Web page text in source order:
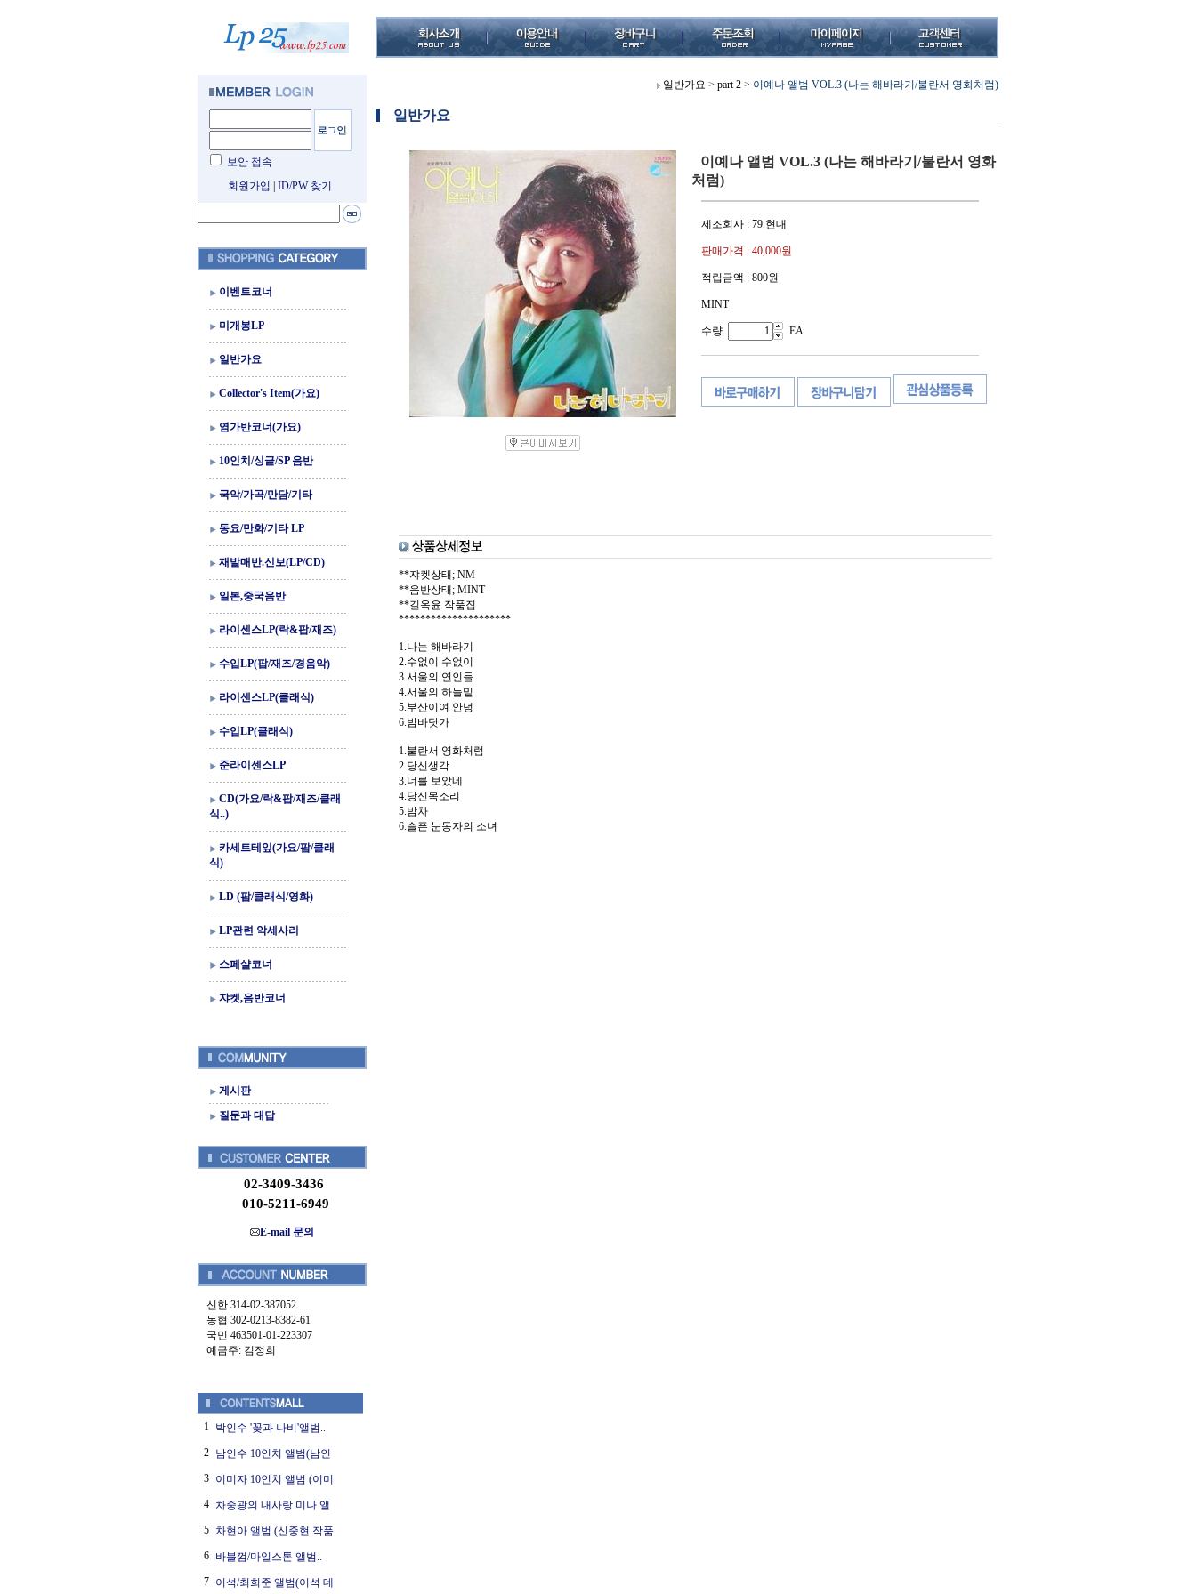
보안 접속
회원가입
ID/PW 찾기
이벤트코너
미개봉LP
일반가요
Collector's Item(가요)
염가반코너(가요)
10인치/싱글/SP 음반
국악/가곡/만담/기타
동요/만화/기타 LP
재발매반.신보(LP/CD)
일본,중국음반
라이센스LP(락&팝/재즈)
수입LP(팝/재즈/경음악)
라이센스LP(클래식)
수입LP(클래식)
준라이센스LP
CD(가요/락&팝/재즈/클래
식..)
카세트테잎(가요/팝/클래
식)
LD (팝/클래식/영화)
LP관련 악세사리
스페샬코너
쟈켓,음반코너
게시판
질문과 대답
02-3409-3436
010-5211-6949
E-mail 문의
신한 314-02-387052
농협 302-0213-8382-61
국민 463501-01-223307
예금주: 김정희
1 박인수 '꽃과 나비'앨범..
2 남인수 10인치 앨범(남인
3 이미자 10인치 앨범 (이미
4 차중광의 내사랑 미나 앨
5 차현아 앨범 (신중현 작품
6 바블껌/마일스톤 앨범..
7 이석/최희준 앨범(이석 데
일반가요 > part 2 > 이예나 앨범 VOL.3 (나는 해바라기/불란서 영화처럼)
일반가요
이예나 앨범 VOL.3 (나는 해바라기/불란서 영화
처럼)
제조회사 : 79.현대
판매가격 : 40,000원
적립금액 : 800원
MINT
수량 EA
**쟈켓상태; NM
**음반상태; MINT
**길옥윤 작품집
*********************
1.나는 해바라기
2.수없이 수없이
3.서울의 연인들
4.서울의 하늘밑
5.부산이여 안녕
6.밤바닷가
1.불란서 영화처럼
2.당신생각
3.너를 보았네
4.당신목소리
5.밤차
6.슬픈 눈동자의 소녀